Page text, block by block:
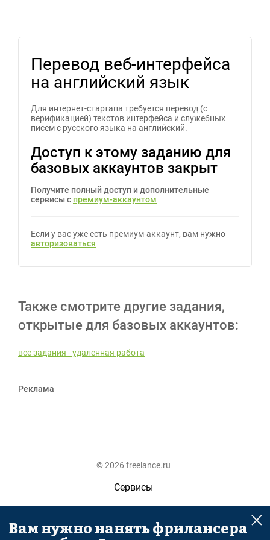
Перевод веб-интерфейса
на английский язык
Для интернет-стартапа требуется перевод (с
верификацией) текстов интерфейса и служебных
писем с русского языка на английский.
Доступ к этому заданию для
базовых аккаунтов закрыт
Получите полный доступ и дополнительные
сервисы с премиум-аккаунтом
Если у вас уже есть премиум-аккаунт, вам нужно
авторизоваться
Также смотрите другие задания,
открытые для базовых аккаунтов:
все задания - удаленная работа
Реклама
© 2026 freelance.ru
Сервисы
Помощь
Поиск
Вам нужно нанять фрилансера